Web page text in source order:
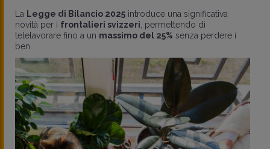
La Legge di Bilancio 2025 introduce una significativa
novità per i frontalieri svizzeri , permettendo di
telelavorare fino a un massimo del 25% senza perdere i
ben..